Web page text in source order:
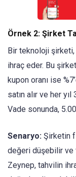
Örnek 2: Şirket
Bir teknoloji
ihraç eder. Bu
kupon oranı ise
satın alır ve her
Vade sonunda,
Senaryo: Şirketin
değeri düşebilir ve
Zeynep, tahvilin